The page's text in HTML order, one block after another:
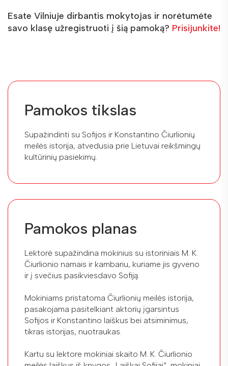
Esate Vilniuje dirbantis mokytojas ir norėtumėte
savo klasę užregistruoti į šią pamoką? Prisijunkite!
Pamokos tikslas
Supažindinti su Sofijos ir Konstantino Čiurlionių
meilės istorija, atvedusia prie Lietuvai reikšmingų
kultūrinių pasiekimų.
Pamokos planas
Lektorė supažindina mokinius su istoriniais M. K.
Čiurlionio namais ir kambariu, kuriame jis gyveno
ir į svečius pasikviesdavo Sofiją.
Mokiniams pristatoma Čiurlionių meilės istorija,
pasakojama pasitelkiant aktorių įgarsintus
Sofijos ir Konstantino laiškus bei atsiminimus,
tikras istorijas, nuotraukas.
Kartu su lektore mokiniai skaito M. K. Čiurlionio